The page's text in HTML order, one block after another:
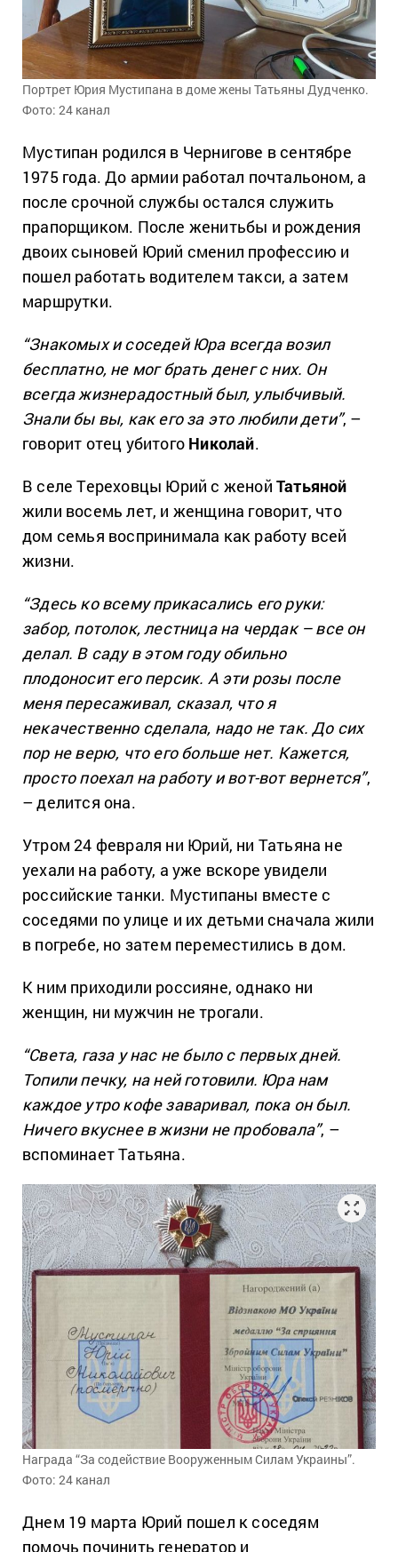
Портрет Юрия Мустипана в доме жены Татьяны Дудченко.
Фото: 24 канал
Мустипан родился в Чернигове в сентябре
1975 года. До армии работал почтальоном, а
после срочной службы остался служить
прапорщиком. После женитьбы и рождения
двоих сыновей Юрий сменил профессию и
пошел работать водителем такси, а затем
маршрутки.
“Знакомых и соседей Юра всегда возил
бесплатно, не мог брать денег с них. Он
всегда жизнерадостный был, улыбчивый.
Знали бы вы, как его за это любили дети”, –
говорит отец убитого Николай.
В селе Тереховцы Юрий с женой Татьяной
жили восемь лет, и женщина говорит, что
дом семья воспринимала как работу всей
жизни.
“Здесь ко всему прикасались его руки:
забор, потолок, лестница на чердак – все он
делал. В саду в этом году обильно
плодоносит его персик. А эти розы после
меня пересаживал, сказал, что я
некачественно сделала, надо не так. До сих
пор не верю, что его больше нет. Кажется,
просто поехал на работу и вот-вот вернется”,
– делится она.
Утром 24 февраля ни Юрий, ни Татьяна не
уехали на работу, а уже вскоре увидели
российские танки. Мустипаны вместе с
соседями по улице и их детьми сначала жили
в погребе, но затем переместились в дом.
К ним приходили россияне, однако ни
женщин, ни мужчин не трогали.
“Света, газа у нас не было с первых дней.
Топили печку, на ней готовили. Юра нам
каждое утро кофе заваривал, пока он был.
Ничего вкуснее в жизни не пробовала”, –
вспоминает Татьяна.
Награда “За содействие Вооруженным Силам Украины”.
Фото: 24 канал
Днем 19 марта Юрий пошел к соседям
помочь починить генератор и